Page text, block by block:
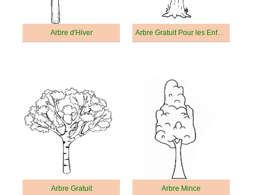
Arbre d'Hiver Arbre Gratuit Pour les Enfants
Arbre Gratuit Arbre Mince